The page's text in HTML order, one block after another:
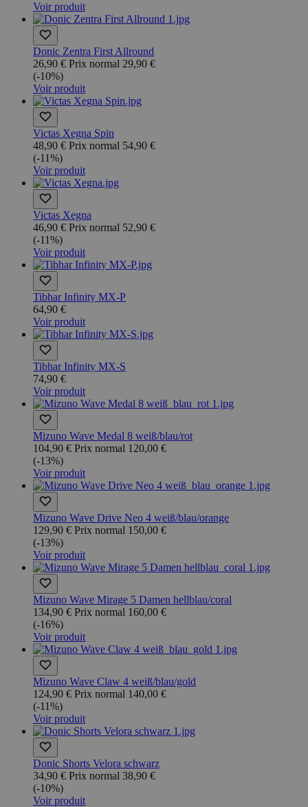
Voir produit
Donic Zentra First Allround
26,90 € Prix normal 29,90 €
(-10%)
Voir produit
Victas Xegna Spin
48,90 € Prix normal 54,90 €
(-11%)
Voir produit
Victas Xegna
46,90 € Prix normal 52,90 €
(-11%)
Voir produit
Tibhar Infinity MX-P
64,90 €
Voir produit
Tibhar Infinity MX-S
74,90 €
Voir produit
Mizuno Wave Medal 8 weiß/blau/rot
104,90 € Prix normal 120,00 €
(-13%)
Voir produit
Mizuno Wave Drive Neo 4 weiß/blau/orange
129,90 € Prix normal 150,00 €
(-13%)
Voir produit
Mizuno Wave Mirage 5 Damen hellblau/coral
134,90 € Prix normal 160,00 €
(-16%)
Voir produit
Mizuno Wave Claw 4 weiß/blau/gold
124,90 € Prix normal 140,00 €
(-11%)
Voir produit
Donic Shorts Velora schwarz
34,90 € Prix normal 38,90 €
(-10%)
Voir produit